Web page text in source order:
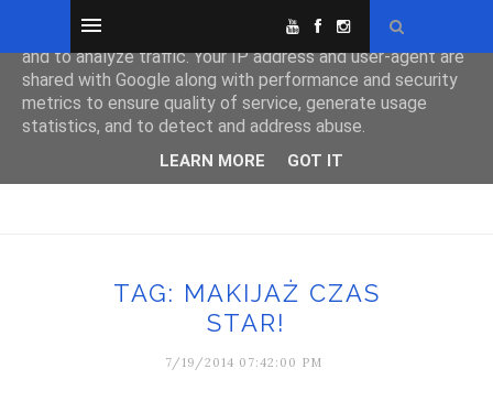
TAG: MAKIJAŻ CZAS
STAR!
7/19/2014 07:42:00 PM
This site uses cookies from Google to deliver its services
and to analyze traffic. Your IP address and user-agent are
shared with Google along with performance and security
metrics to ensure quality of service, generate usage
statistics, and to detect and address abuse.
LEARN MORE GOT IT